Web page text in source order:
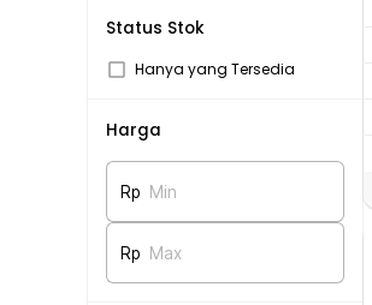
Status Stok
Hanya yang Tersedia
Harga
Rp Min
Rp Max